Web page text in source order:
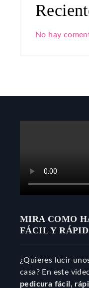
No hay
MIRA COMO
FÁCIL Y
¿Quieres lucir
casa? En este
pedicura fácil,